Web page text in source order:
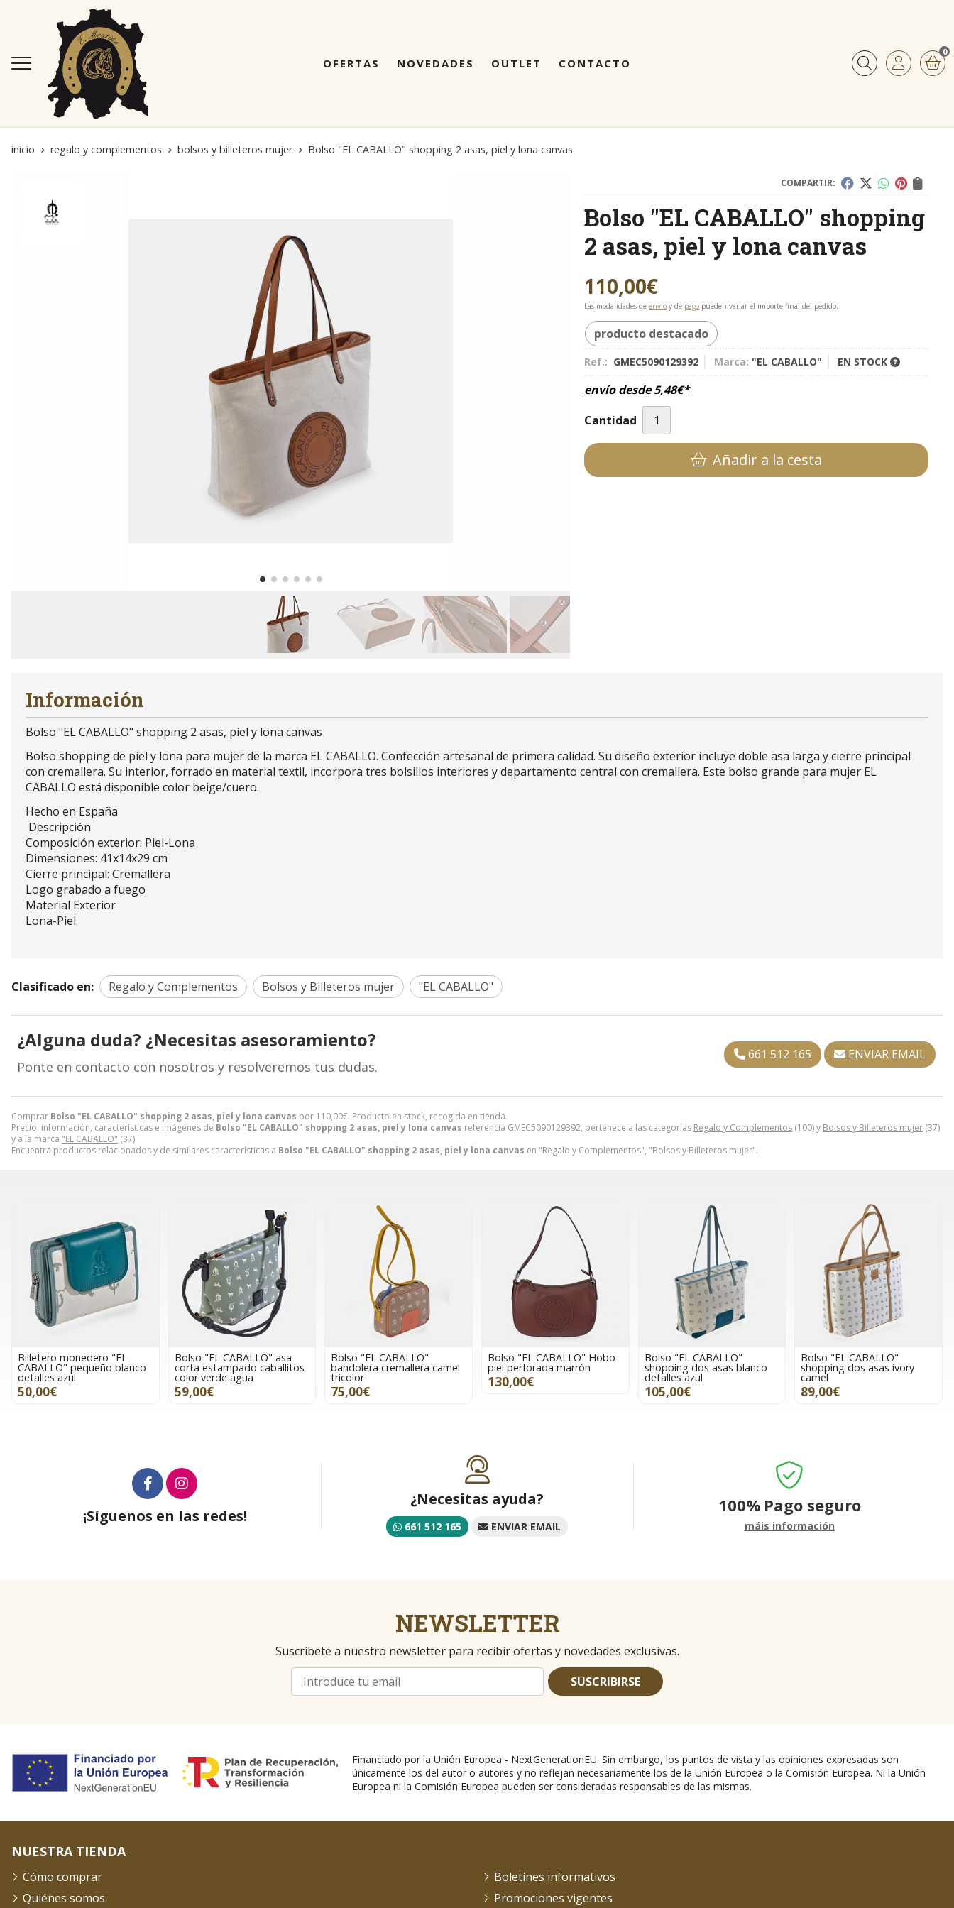
OFERTAS NOVEDADES OUTLET CONTACTO Buscar
0
inicio regalo y complementos bolsos y billeteros mujer Bolso "EL CABALLO" shopping 2 asas, piel y lona canvas
COMPARTIR:
Bolso "EL CABALLO" shopping
2 asas, piel y lona canvas
110,00€
Las modalidades deenvío y de pago pueden variar el importe final del pedido.
producto destacado
Ref.: GMEC5090129392 Marca: "EL CABALLO" EN STOCK
envío desde5,48€*
Cantidad
Añadir a la cesta
Comprar Bolso "EL CABALLO" shopping 2 asas, piel y lona canvas por 110,00€. Producto en stock, recogida en tienda.
Precio, información, características e imágenes de Bolso "EL CABALLO" shopping 2 asas, piel y lona canvas referencia GMEC5090129392, pertenece a las categorías Regalo y Complementos (100) y Bolsos y Billeteros mujer (37)
y a la marca "EL CABALLO" (37).
Encuentra productos relacionados y de similares características a Bolso "EL CABALLO" shopping 2 asas, piel y lona canvas en "Regalo y Complementos", "Bolsos y Billeteros mujer".
Información
Bolso "EL CABALLO" shopping 2 asas, piel y lona canvas
Bolso shopping de piel y lona para mujer de la marca EL CABALLO. Confección artesanal de primera calidad. Su diseño exterior incluye doble asa larga y cierre principal
con cremallera. Su interior, forrado en material textil, incorpora tres bolsillos interiores y departamento central con cremallera. Este bolso grande para mujer EL
CABALLO está disponible color beige/cuero.
Hecho en España
Descripción
Composición exterior: Piel-Lona
Dimensiones: 41x14x29 cm
Cierre principal: Cremallera
Logo grabado a fuego
Material Exterior
Lona-Piel
Clasificado en: Regalo y Complementos Bolsos y Billeteros mujer "EL CABALLO"
¿Alguna duda? ¿Necesitas asesoramiento?
Ponte en contacto con nosotros y resolveremos tus dudas.
661 512 165 ENVIAR EMAIL
Billetero monedero "EL
CABALLO" pequeño blanco
detalles azul
50,00€
Bolso "EL CABALLO" asa
corta estampado caballitos
color verde agua
59,00€
Bolso "EL CABALLO"
bandolera cremallera camel
tricolor
75,00€
Bolso "EL CABALLO" Hobo
piel perforada marrón
130,00€
Bolso "EL CABALLO"
shopping dos asas blanco
detalles azul
105,00€
Bolso "EL CABALLO"
shopping dos asas ivory
camel
89,00€
¡Síguenos en las redes!
¿Necesitas ayuda?
661 512 165 ENVIAR EMAIL
100% Pago seguro
máis información
NEWSLETTER
Suscríbete a nuestro newsletter para recibir ofertas y novedades exclusivas.
SUSCRIBIRSE
Financiado por la Unión Europea - NextGenerationEU. Sin embargo, los puntos de vista y las opiniones expresadas son
únicamente los del autor o autores y no reflejan necesariamente los de la Unión Europea o la Comisión Europea. Ni la Unión
Europea ni la Comisión Europea pueden ser consideradas responsables de las mismas.
NUESTRA TIENDA
Cómo comprar
Quiénes somos
Boletines informativos
Promociones vigentes